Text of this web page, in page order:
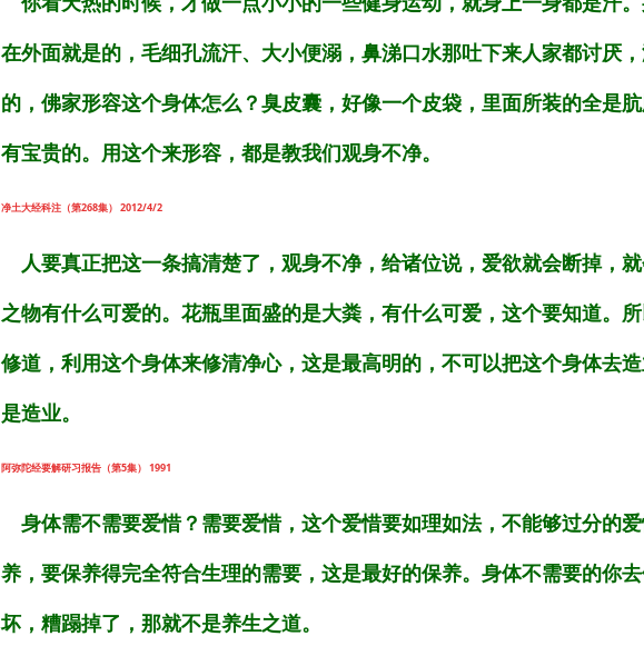
在外面就是的，毛细孔流汗、大小便溺，鼻涕口水那吐下来人家都讨厌
的，佛家形容这个身体怎么？臭皮囊，好像一个皮袋，里面所装的全是
有宝贵的。用这个来形容，都是教我们观身不净。
净土大经科注（第268集） 2012/4/2
人要真正把这一条搞清楚了，观身不净，给诸位说，爱欲就会断掉，
之物有什么可爱的。花瓶里面盛的是大粪，有什么可爱，这个要知道。
修道，利用这个身体来修清净心，这是最高明的，不可以把这个身体去
是造业。
阿弥陀经要解研习报告（第5集） 1991
身体需不需要爱惜？需要爱惜，这个爱惜要如理如法，不能够过分的
养，要保养得完全符合生理的需要，这是最好的保养。身体不需要的你
坏，糟蹋掉了，那就不是养生之道。